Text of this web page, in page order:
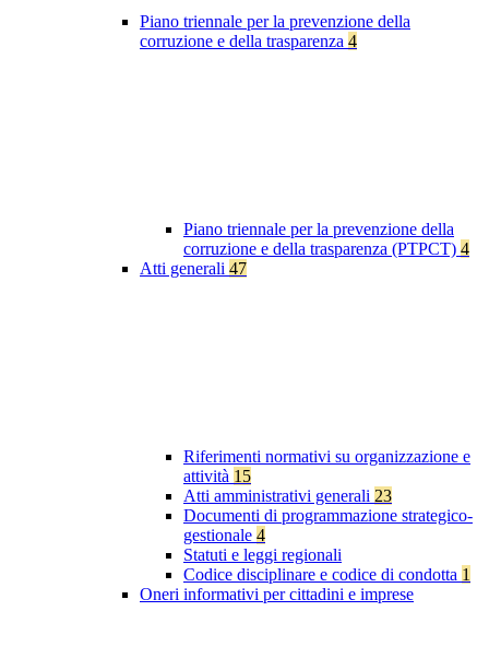
Piano triennale per la prevenzione della
corruzione e della trasparenza 4
Piano triennale per la prevenzione della
corruzione e della trasparenza (PTPCT) 4
Atti generali 47
Riferimenti normativi su organizzazione e
attività 15
Atti amministrativi generali 23
Documenti di programmazione strategico-
gestionale 4
Statuti e leggi regionali
Codice disciplinare e codice di condotta 1
Oneri informativi per cittadini e imprese